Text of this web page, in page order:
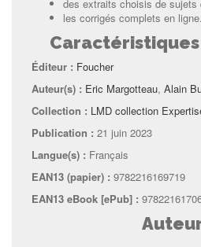
des extraits choisis de sujets
les corrigés complets en ligne.
Éditeur : Foucher
Auteur(s) : Eric Margotteau, Alain
Collection : LMD collection
Publication : 21 juin 2023
Langue(s) : Français
EAN13 (papier) : 9782216169719
EAN13 eBook [ePub] :